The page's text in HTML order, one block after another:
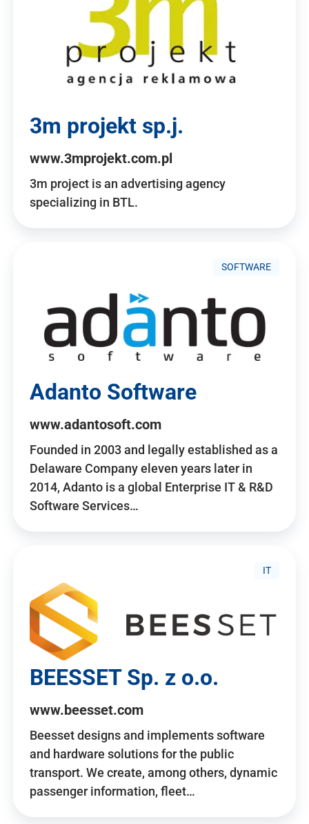
3m projekt sp.j.
www.3mprojekt.com.pl
3m project is an advertising agency
specializing in BTL.
SOFTWARE
Adanto Software
www.adantosoft.com
Founded in 2003 and legally established as a
Delaware Company eleven years later in
2014, Adanto is a global Enterprise IT & R&D
Software Services…
IT
BEESSET Sp. z o.o.
www.beesset.com
Beesset designs and implements software
and hardware solutions for the public
transport. We create, among others, dynamic
passenger information, fleet…